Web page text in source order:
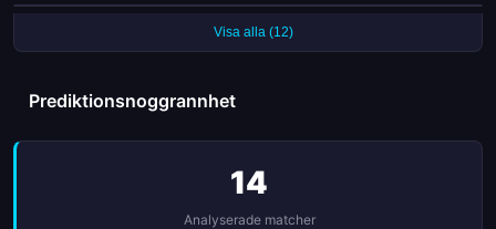
Gloria Bistriţa har gjort mål i varenda en av sina senaste 6 matcher
Visa alla (12)
Prediktionsnoggrannhet
14
Analyserade matcher